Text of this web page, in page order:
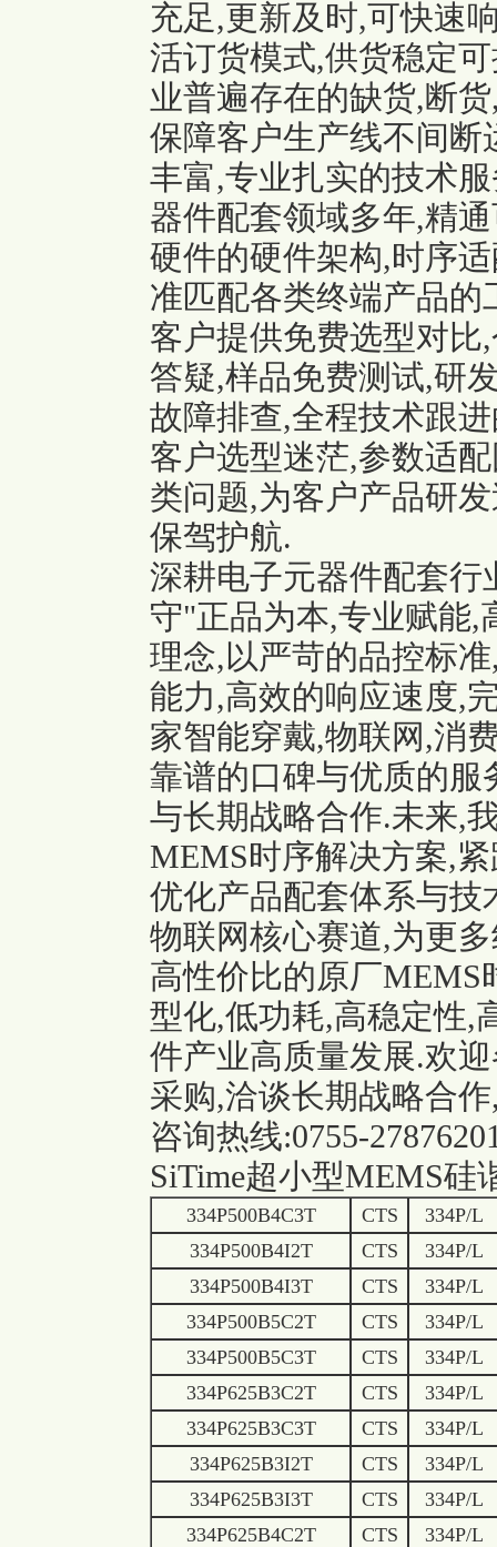
充足,更新及时,可快速
活订货模式,供货稳定
业普遍存在的缺货,断
保障客户生产线不间
丰富,专业扎实的技术
器件配套领域多年,精
硬件的硬件架构,时序
准匹配各类终端产品
客户提供免费选型对
答疑,样品免费测试,研
故障排查,全程技术跟
客户选型迷茫,参数适
类问题,为客户产品研
保驾护航.
深耕电子元器件配套
守"正品为本,专业赋能,
理念,以严苛的品控标
能力,高效的响应速度,
家智能穿戴,物联网,消
靠谱的口碑与优质的
与长期战略合作.未来,
MEMS时序解决方案,
优化产品配套体系与
物联网核心赛道,为更
高性价比的原厂
型化,低功耗,高稳定性,
件产业高质量发展.欢
采购,洽谈长期战略合
咨询热线:0755-
SiTime超小型MEMS
334P500B4C3T CTS
334P/L
334P500B4I2T
CTS
334P/L
334P500B4I3T
CTS
334P/L
334P500B5C2T
CTS
334P/L
334P500B5C3T
CTS
334P/L
334P625B3C2T
CTS
334P/L
334P625B3C3T
CTS
334P/L
334P625B3I2T
CTS
334P/L
334P625B3I3T
CTS
334P/L
334P625B4C2T
CTS
334P/L